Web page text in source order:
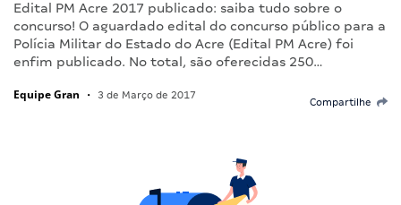
Edital PM Acre 2017 publicado: saiba tudo sobre o
concurso! O aguardado edital do concurso público para a
Polícia Militar do Estado do Acre (Edital PM Acre) foi
enfim publicado. No total, são oferecidas 250…
Equipe Gran • 3 de Março de 2017
Compartilhe